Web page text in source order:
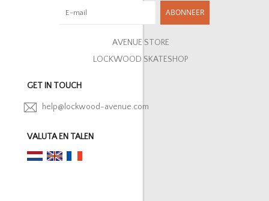
ABONNEER
AVENUE STORE
LOCKWOOD SKATESHOP
GET IN TOUCH
help@lockwood-avenue.com
VALUTA EN TALEN